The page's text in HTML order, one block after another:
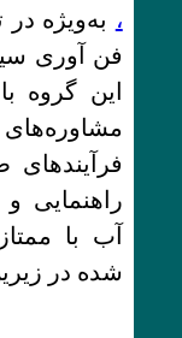
، به‌ویژه
این گروه
راهنمایی
آب با
شده در